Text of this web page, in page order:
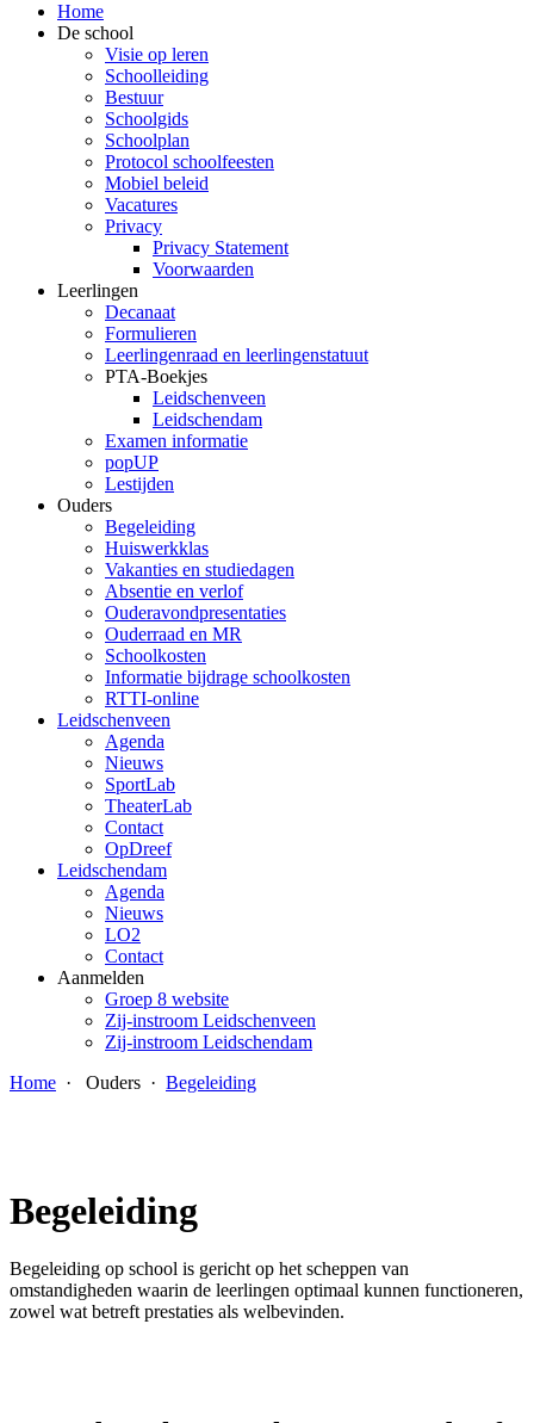
Home
De school
Visie op leren
Schoolleiding
Bestuur
Schoolgids
Schoolplan
Protocol schoolfeesten
Mobiel beleid
Vacatures
Privacy
Privacy Statement
Voorwaarden
Leerlingen
Decanaat
Formulieren
Leerlingenraad en leerlingenstatuut
PTA-Boekjes
Leidschenveen
Leidschendam
Examen informatie
popUP
Lestijden
Ouders
Begeleiding
Huiswerkklas
Vakanties en studiedagen
Absentie en verlof
Ouderavondpresentaties
Ouderraad en MR
Schoolkosten
Informatie bijdrage schoolkosten
RTTI-online
Leidschenveen
Agenda
Nieuws
SportLab
TheaterLab
Contact
OpDreef
Leidschendam
Agenda
Nieuws
LO2
Contact
Aanmelden
Groep 8 website
Zij-instroom Leidschenveen
Zij-instroom Leidschendam
Home · Ouders · Begeleiding
Begeleiding
Begeleiding op school is gericht op het scheppen van
omstandigheden waarin de leerlingen optimaal kunnen functioneren,
zowel wat betreft prestaties als welbevinden.